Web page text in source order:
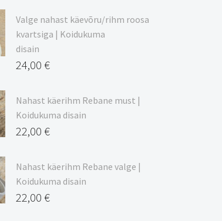
Valge nahast käevõru/rihm roosa
kvartsiga | Koidukuma
disain
24,00 €
Nahast käerihm Rebane must |
Koidukuma disain
22,00 €
Nahast käerihm Rebane valge |
Koidukuma disain
22,00 €